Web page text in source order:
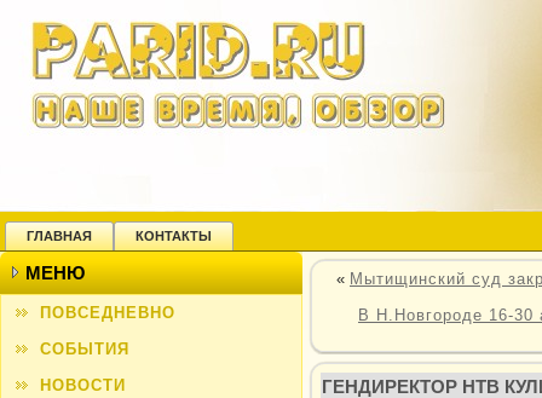
ГЛАВНАЯ КОНТАКТЫ
МЕНЮ
ПОВСЕДНЕВНО
СОБЫТИЯ
НОВОСТИ
« Мытищинский суд
В Н.Новгороде 16-30
ГЕНДИРЕКТОР НТВ